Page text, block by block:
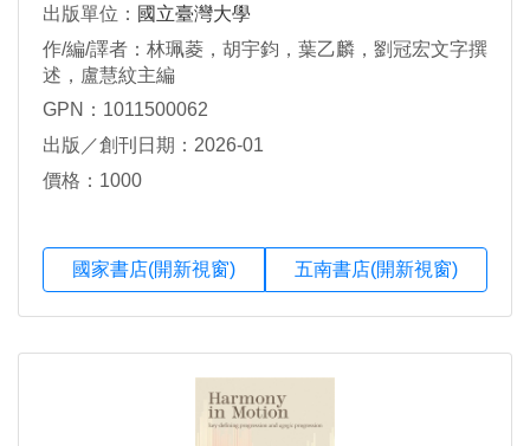
出版單位： 國立臺灣大學
作/編/譯者：林珮菱，胡宇鈞，葉乙麟，劉冠宏文字撰
述，盧慧紋主編
GPN：1011500062
出版／創刊日期：2026-01
價格：1000
國家書店(開新視窗) 五南書店(開新視窗)